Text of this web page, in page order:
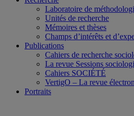
Laboratoire de
Unités de recherche
Mémoires et thèses
Champs d’intérêts et
Publications
Cahiers de recherche
La revue Sessions
Cahiers SOCIÉTÉ
VertigO – La revue
Portraits